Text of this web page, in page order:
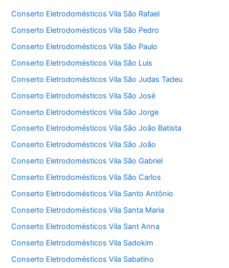
Conserto Eletrodomésticos Vila São Rafael
Conserto Eletrodomésticos Vila São Pedro
Conserto Eletrodomésticos Vila São Paulo
Conserto Eletrodomésticos Vila São Luis
Conserto Eletrodomésticos Vila São Judas Tadeu
Conserto Eletrodomésticos Vila São José
Conserto Eletrodomésticos Vila São Jorge
Conserto Eletrodomésticos Vila São João Batista
Conserto Eletrodomésticos Vila São João
Conserto Eletrodomésticos Vila São Gabriel
Conserto Eletrodomésticos Vila São Carlos
Conserto Eletrodomésticos Vila Santo Antônio
Conserto Eletrodomésticos Vila Santa Maria
Conserto Eletrodomésticos Vila Sant Anna
Conserto Eletrodomésticos Vila Sadokim
Conserto Eletrodomésticos Vila Sabatino